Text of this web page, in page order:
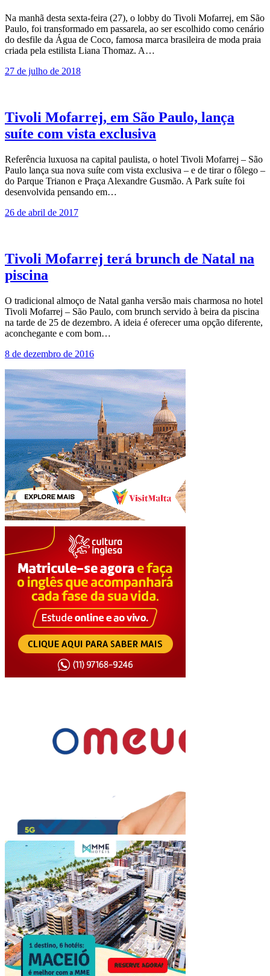
Na manhã desta sexta-feira (27), o lobby do Tivoli Mofarrej, em São
Paulo, foi transformado em passarela, ao ser escolhido como cenário
do desfile da Água de Coco, famosa marca brasileira de moda praia
criada pela estilista Liana Thomaz. A…
27 de julho de 2018
Tivoli Mofarrej, em São Paulo, lança
suíte com vista exclusiva
Referência luxuosa na capital paulista, o hotel Tivoli Mofarrej – São
Paulo lança sua nova suíte com vista exclusiva – e de tirar o fôlego –
do Parque Trianon e Praça Alexandre Gusmão. A Park suíte foi
desenvolvida pensando em…
26 de abril de 2017
Tivoli Mofarrej terá brunch de Natal na
piscina
O tradicional almoço de Natal ganha versão mais charmosa no hotel
Tivoli Mofarrej – São Paulo, com brunch servido à beira da piscina
na tarde de 25 de dezembro. A ideia é oferecer uma opção diferente,
aconchegante e com bom…
8 de dezembro de 2016